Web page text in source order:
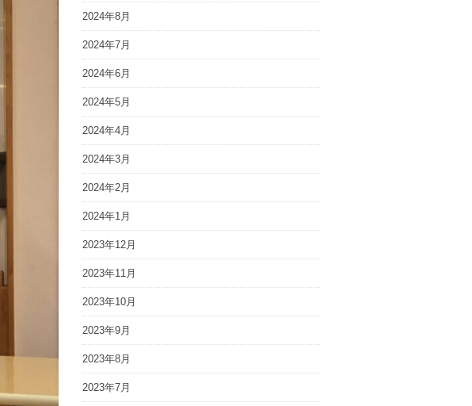
2024年8月
2024年7月
2024年6月
2024年5月
2024年4月
2024年3月
2024年2月
2024年1月
2023年12月
2023年11月
2023年10月
2023年9月
2023年8月
2023年7月